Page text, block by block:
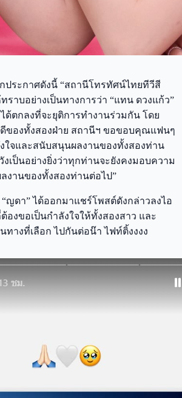
ประกาศดังนี้ “สถานีโทรทัศน์ไทยทีวีสี
ราบอย่างเป็นทางการว่า “แทน ดวงแก้ว”
ด้ตกลงที่จะยุติการทำงานร่วมกัน โดย
ดีของทั้งสองฝ่าย สถานีฯ ขอขอบคุณแฟนๆ
ใจและสนับสนุนผลงานของทั้งสองท่าน
งเป็นอย่างยิ่งว่าทุกท่านจะยังคงมอบความ
งานของทั้งสองท่านต่อไป”
ญดา” ได้ออกมาแชร์โพสต์ดังกล่าวลงไอ
องขอเป็นกำลังใจให้ทั้งสองสาว และ
างที่เลือก ไปกันต่อน๊า ไฟท์ติ้งงงง